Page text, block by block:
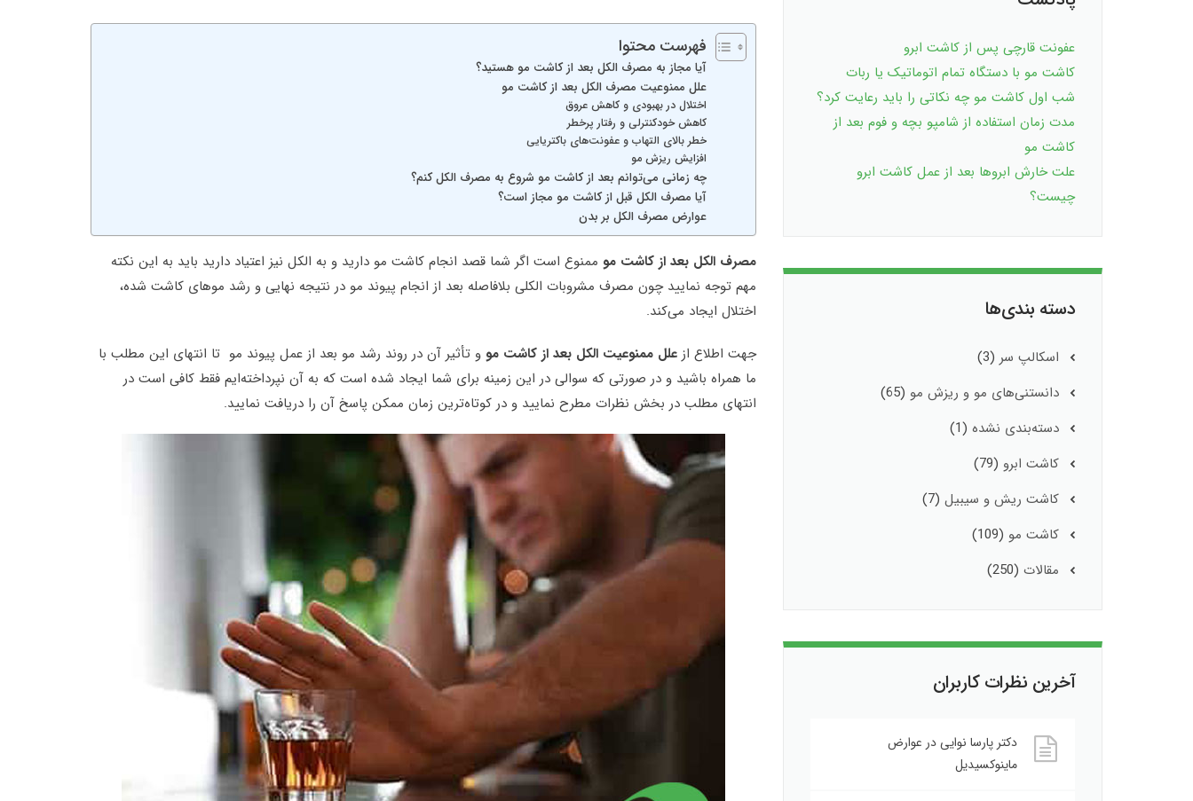
فهرست محتوا
آیا مجاز به مصرف الکل بعد از کاشت مو هستید؟
علل ممنوعیت مصرف الکل بعد از کاشت مو
اختلال در بهبودی و کاهش عروق
کاهش خودکنترلی و رفتار پرخطر
خطر بالای التهاب و عفونت‌های باکتریایی
افزایش ریزش مو
چه زمانی می‌توانم بعد از کاشت مو شروع به مصرف الکل کنم؟
آیا مصرف الکل قبل از کاشت مو مجاز است؟
عوارض مصرف الکل بر بدن
مصرف الکل بعد از کاشت مو ممنوع است اگر شما قصد انجام کاشت مو دارید و به الکل نیز اعتیاد دارید باید به این نکته
مهم توجه نمایید چون مصرف مشروبات الکلی بلافاصله بعد از انجام پیوند مو در نتیجه نهایی و رشد موهای کاشت شده،
اختلال ایجاد می‌کند.
جهت اطلاع از علل ممنوعیت الکل بعد از کاشت مو و تأثیر آن در روند رشد مو بعد از عمل پیوند مو تا انتهای این مطلب با
ما همراه باشید و در صورتی که سوالی در این زمینه برای شما ایجاد شده است که به آن نپرداخته‌ایم فقط کافی است در
انتهای مطلب در بخش نظرات مطرح نمایید و در کوتاه‌ترین زمان ممکن پاسخ آن را دریافت نمایید.
عفونت قارچی پس از کاشت ابرو
کاشت مو با دستگاه تمام اتوماتیک یا ربات
شب اول کاشت مو چه نکاتی را باید رعایت کرد؟
مدت زمان استفاده از شامپو بچه و فوم بعد از
کاشت مو
علت خارش ابروها بعد از عمل کاشت ابرو
چیست؟
دسته بندی‌ها
اسکالپ سر (3)
دانستنی‌های مو و ریزش مو (65)
دسته‌بندی نشده (1)
کاشت ابرو (79)
کاشت ریش و سیبیل (7)
کاشت مو (109)
مقالات (250)
آخرین نظرات کاربران
دکتر پارسا نواییدر عوارض
ماینوکسیدیل